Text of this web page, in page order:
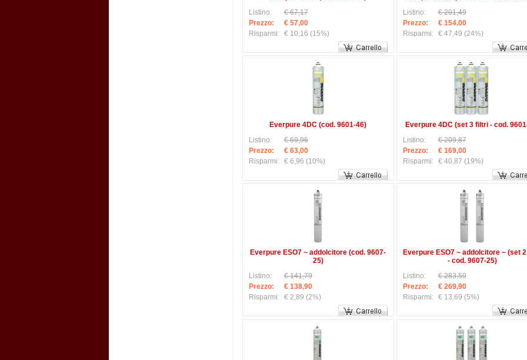
Listino:
€ 67,17
Prezzo:
€ 57,00
Risparmi:
€ 10,16 (15%)
Listino:
€ 201,49
Prezzo:
€ 154,00
Risparmi:
€ 47,49 (24%)
Everpure 4DC (cod. 9601-46)
Listino:
€ 69,96
Prezzo:
€ 63,00
Risparmi:
€ 6,96 (10%)
Everpure 4DC (set 3 filtri - cod.
Listino:
€ 209,87
Prezzo:
€ 169,00
Risparmi:
€ 40,87 (19%)
Everpure ESO7 ~ addolcitore (cod. 9607-
25)
Listino:
€ 141,79
Prezzo:
€ 138,90
Risparmi:
€ 2,89 (2%)
Everpure ESO7 ~ addolcitore ~ (set
- cod. 9607-25)
Listino:
€ 283,59
Prezzo:
€ 269,90
Risparmi:
€ 13,69 (5%)